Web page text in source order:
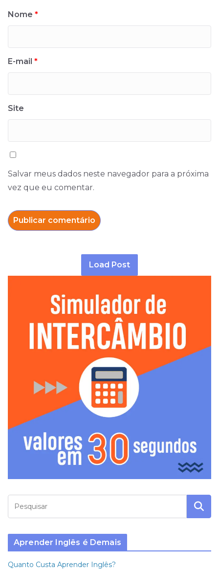
Nome *
E-mail *
Site
Salvar meus dados neste navegador para a próxima
vez que eu comentar.
Load Post
Aprender Inglês é Demais
Quanto Custa Aprender Inglês?